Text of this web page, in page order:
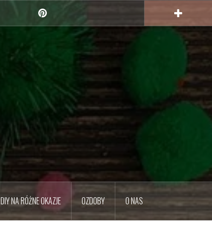
DIY NA RÓŻNE OKAZJE OZDOBY O NAS